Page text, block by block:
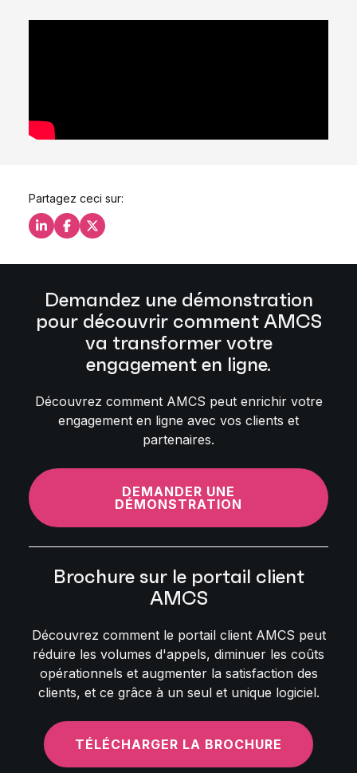
Partagez ceci sur:
Partagez ceci sur LinkedIn
Partagez ceci sur Facebook
Partagez ceci sur X
Demandez une démonstration
pour découvrir comment AMCS
va transformer votre
engagement en ligne.
Découvrez comment AMCS peut enrichir votre
engagement en ligne avec vos clients et
partenaires.
DEMANDER UNE
DÉMONSTRATION
Brochure sur le portail client
AMCS
Découvrez comment le portail client AMCS peut
réduire les volumes d'appels, diminuer les coûts
opérationnels et augmenter la satisfaction des
clients, et ce grâce à un seul et unique logiciel.
TÉLÉCHARGER LA BROCHURE